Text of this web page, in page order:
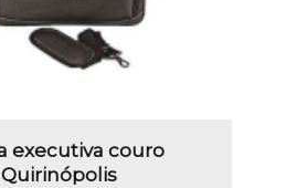
executiva couro
Quirinópolis